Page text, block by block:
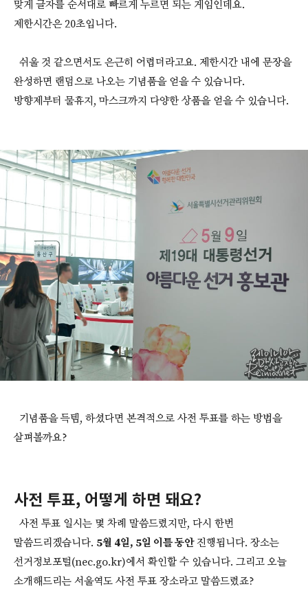
맞게 글자를 순서대로 빠르게 누르면 되는 게임인데요.
제한시간은 20초입니다.
쉬울 것 같으면서도 은근히 어렵더라고요. 제한시간 내에 문장을
완성하면 랜덤으로 나오는 기념품을 얻을 수 있습니다.
방향제부터 물휴지, 마스크까지 다양한 상품을 얻을 수 있습니다.
기념품을 득템, 하셨다면 본격적으로 사전 투표를 하는 방법을
살펴볼까요?
사전 투표, 어떻게 하면 돼요?
사전 투표 일시는 몇 차례 말씀드렸지만, 다시 한번
말씀드리겠습니다. 5월 4일, 5일 이틀 동안진행됩니다. 장소는
선거정보포털(nec.go.kr)에서 확인할 수 있습니다. 그리고 오늘
소개해드리는 서울역도 사전 투표 장소라고 말씀드렸죠?